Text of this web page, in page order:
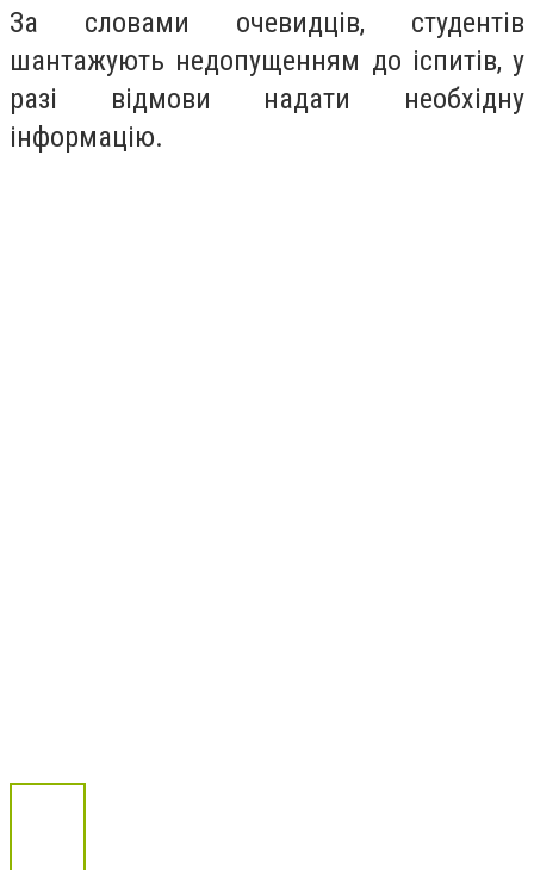
За словами очевидців, студентів
шантажують недопущенням до іспитів, у
разі відмови надати необхідну
інформацію.